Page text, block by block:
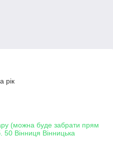
рік
(можна буде забрати прям
50 Вінниця Вінницька